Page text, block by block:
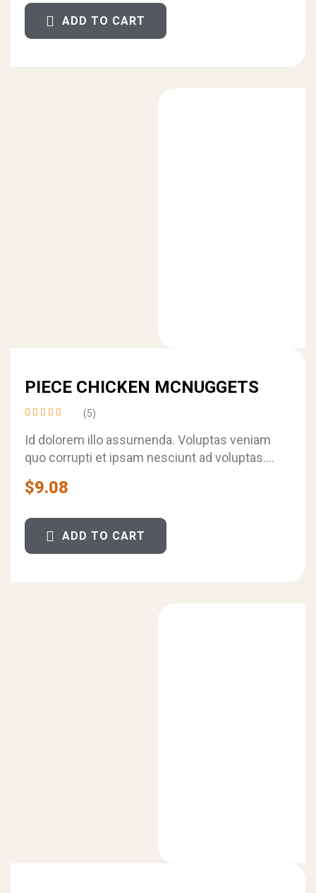
ADD TO CART
PIECE CHICKEN MCNUGGETS
4.40
out of
5
(5)
Id dolorem illo assumenda. Voluptas veniam
quo corrupti et ipsam nesciunt ad voluptas.
nostrum labore…
$9.08
ADD TO CART